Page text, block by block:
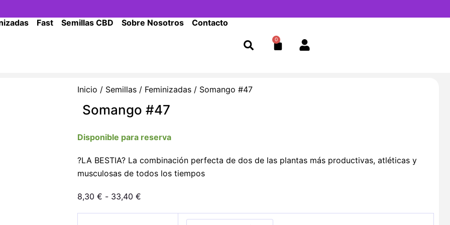
Fast Semillas CBD Sobre Nosotros Contacto
0
Cart
Inicio / Semillas/ Feminizadas/ Somango #47
Somango #47
Disponible para reserva
?LA BESTIA? La combinación perfecta de dos de las plantas más productivas, atléticas y
musculosas de todos los tiempos
8,30 € - 33,40 €Rango